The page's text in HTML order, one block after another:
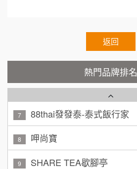
返回
熱門品牌排名
鼎威維修
7 88thai發發泰-泰式飯行家
8 呷尚寶
9 SHARE TEA歇腳亭
10 TEA TOP台灣第一味
加盟預算
周 先生/小姐